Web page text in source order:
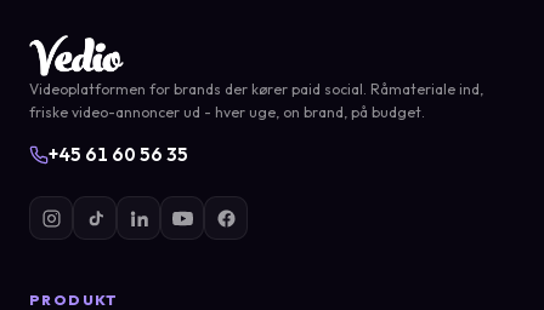
Videoplatformen for brands der kører paid social. Råmateriale ind,
friske video-annoncer ud - hver uge, on brand, på budget.
+45 61 60 56 35
PRODUKT